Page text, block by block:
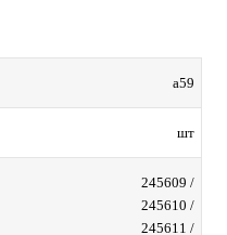
а59
шт
245609 /
245610 /
245611 /